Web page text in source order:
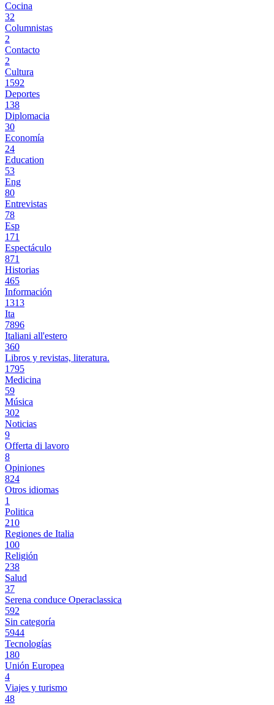
Cocina
32
Columnistas
2
Contacto
2
Cultura
1592
Deportes
138
Diplomacia
30
Economía
24
Education
53
Eng
80
Entrevistas
78
Esp
171
Espectáculo
871
Historias
465
Información
1313
Ita
7896
Italiani all'estero
360
Libros y revistas, literatura.
1795
Medicina
59
Música
302
Noticias
9
Offerta di lavoro
8
Opiniones
824
Otros idiomas
1
Politica
210
Regiones de Italia
100
Religión
238
Salud
37
Serena conduce Operaclassica
592
Sin categoría
5944
Tecnologías
180
Unión Europea
4
Viajes y turismo
48